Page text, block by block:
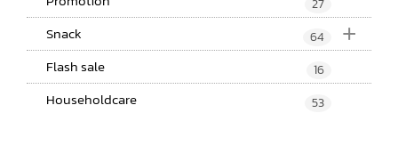
27
+
Snack 64
Flash sale 16
Householdcare 53